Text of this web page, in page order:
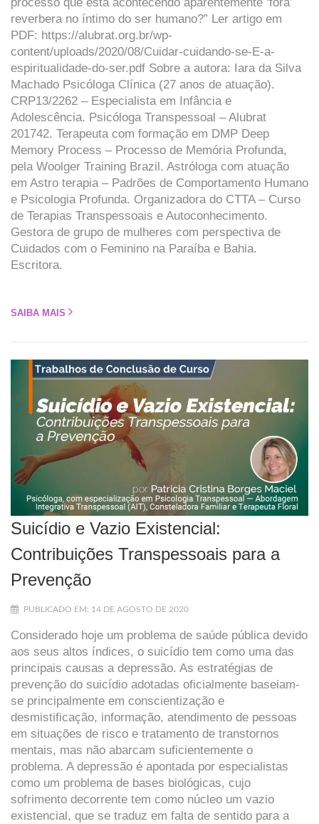
reverbera no íntimo do ser humano?” Ler artigo em
PDF: https://alubrat.org.br/wp-
content/uploads/2020/08/Cuidar-cuidando-se-E-a-
espiritualidade-do-ser.pdf Sobre a autora: Iara da Silva
Machado Psicóloga Clínica (27 anos de atuação).
CRP13/2262 – Especialista em Infância e
Adolescência. Psicóloga Transpessoal – Alubrat
201742. Terapeuta com formação em DMP Deep
Memory Process – Processo de Memória Profunda,
pela Woolger Training Brazil. Astróloga com atuação
em Astro terapia – Padrões de Comportamento Humano
e Psicologia Profunda. Organizadora do CTTA – Curso
de Terapias Transpessoais e Autoconhecimento.
Gestora de grupo de mulheres com perspectiva de
Cuidados com o Feminino na Paraíba e Bahia.
Escritora.
SAIBA MAIS
Suicídio e Vazio Existencial:
Contribuições Transpessoais para a
Prevenção
PUBLICADO EM: 14 DE AGOSTO DE 2020
Considerado hoje um problema de saúde pública devido
aos seus altos índices, o suicídio tem como uma das
principais causas a depressão. As estratégias de
prevenção do suicídio adotadas oficialmente baseiam-
se principalmente em conscientização e
desmistificação, informação, atendimento de pessoas
em situações de risco e tratamento de transtornos
mentais, mas não abarcam suficientemente o
problema. A depressão é apontada por especialistas
como um problema de bases biológicas, cujo
sofrimento decorrente tem como núcleo um vazio
existencial, que se traduz em falta de sentido para a